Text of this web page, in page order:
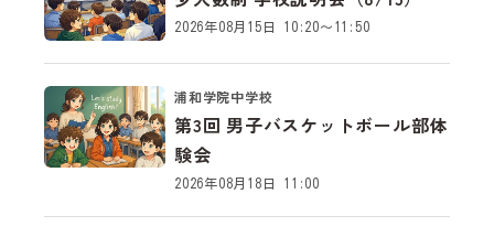
2026年08月15日 10:20～11:50
第3回 男子バスケットボール部体
験会
浦和学院中学校
2026年08月18日 11:00